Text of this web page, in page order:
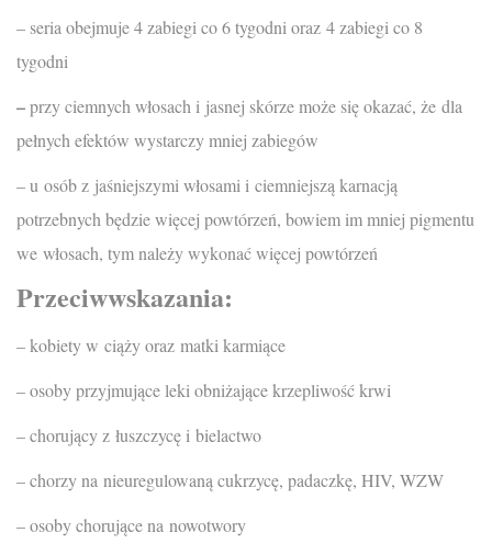
– seria obejmuje 4 zabiegi co 6 tygodni oraz 4 zabiegi co 8
tygodni
–przy ciemnych włosach i jasnej skórze może się okazać, że dla
pełnych efektów wystarczy mniej zabiegów
– u osób z jaśniejszymi włosami i ciemniejszą karnacją
potrzebnych będzie więcej powtórzeń, bowiem im mniej pigmentu
we włosach, tym należy wykonać więcej powtórzeń
Przeciwwskazania:
– kobiety w ciąży oraz matki karmiące
– osoby przyjmujące leki obniżające krzepliwość krwi
– chorujący z łuszczycę i bielactwo
– chorzy na nieuregulowaną cukrzycę, padaczkę, HIV, WZW
– osoby chorujące na nowotwory